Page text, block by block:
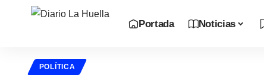
Portada Noticias
POLÍTICA